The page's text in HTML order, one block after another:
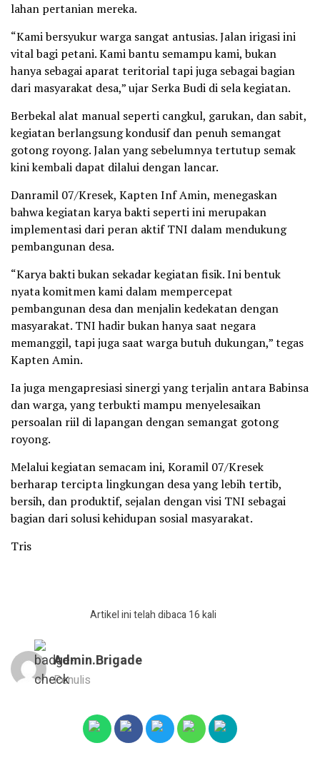
lahan pertanian mereka.
“Kami bersyukur warga sangat antusias. Jalan irigasi ini
vital bagi petani. Kami bantu semampu kami, bukan
hanya sebagai aparat teritorial tapi juga sebagai bagian
dari masyarakat desa,” ujar Serka Budi di sela kegiatan.
Berbekal alat manual seperti cangkul, garukan, dan sabit,
kegiatan berlangsung kondusif dan penuh semangat
gotong royong. Jalan yang sebelumnya tertutup semak
kini kembali dapat dilalui dengan lancar.
Danramil 07/Kresek, Kapten Inf Amin, menegaskan
bahwa kegiatan karya bakti seperti ini merupakan
implementasi dari peran aktif TNI dalam mendukung
pembangunan desa.
“Karya bakti bukan sekadar kegiatan fisik. Ini bentuk
nyata komitmen kami dalam mempercepat
pembangunan desa dan menjalin kedekatan dengan
masyarakat. TNI hadir bukan hanya saat negara
memanggil, tapi juga saat warga butuh dukungan,” tegas
Kapten Amin.
Ia juga mengapresiasi sinergi yang terjalin antara Babinsa
dan warga, yang terbukti mampu menyelesaikan
persoalan riil di lapangan dengan semangat gotong
royong.
Melalui kegiatan semacam ini, Koramil 07/Kresek
berharap tercipta lingkungan desa yang lebih tertib,
bersih, dan produktif, sejalan dengan visi TNI sebagai
bagian dari solusi kehidupan sosial masyarakat.
Tris
Artikel ini telah dibaca 16 kali
Admin.brigade
Penulis